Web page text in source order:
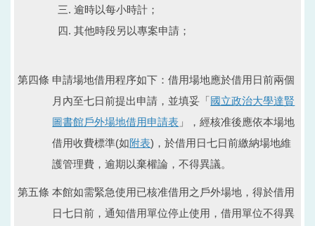
逾時以每小時計；
其他時段另以專案申請；
第四條 申請場地借用程序如下：借用場地應於借用日前兩個
月內至七日前提出申請，並填妥「國立政治大學達賢
圖書館戶外場地借用申請表 」，經核准後應依本場地
借用收費標準(如附表)，於借用日七日前繳納場地維
護管理費，逾期以棄權論，不得異議。
第五條 本館如需緊急使用已核准借用之戶外場地，得於借用
日七日前，通知借用單位停止使用，借用單位不得異